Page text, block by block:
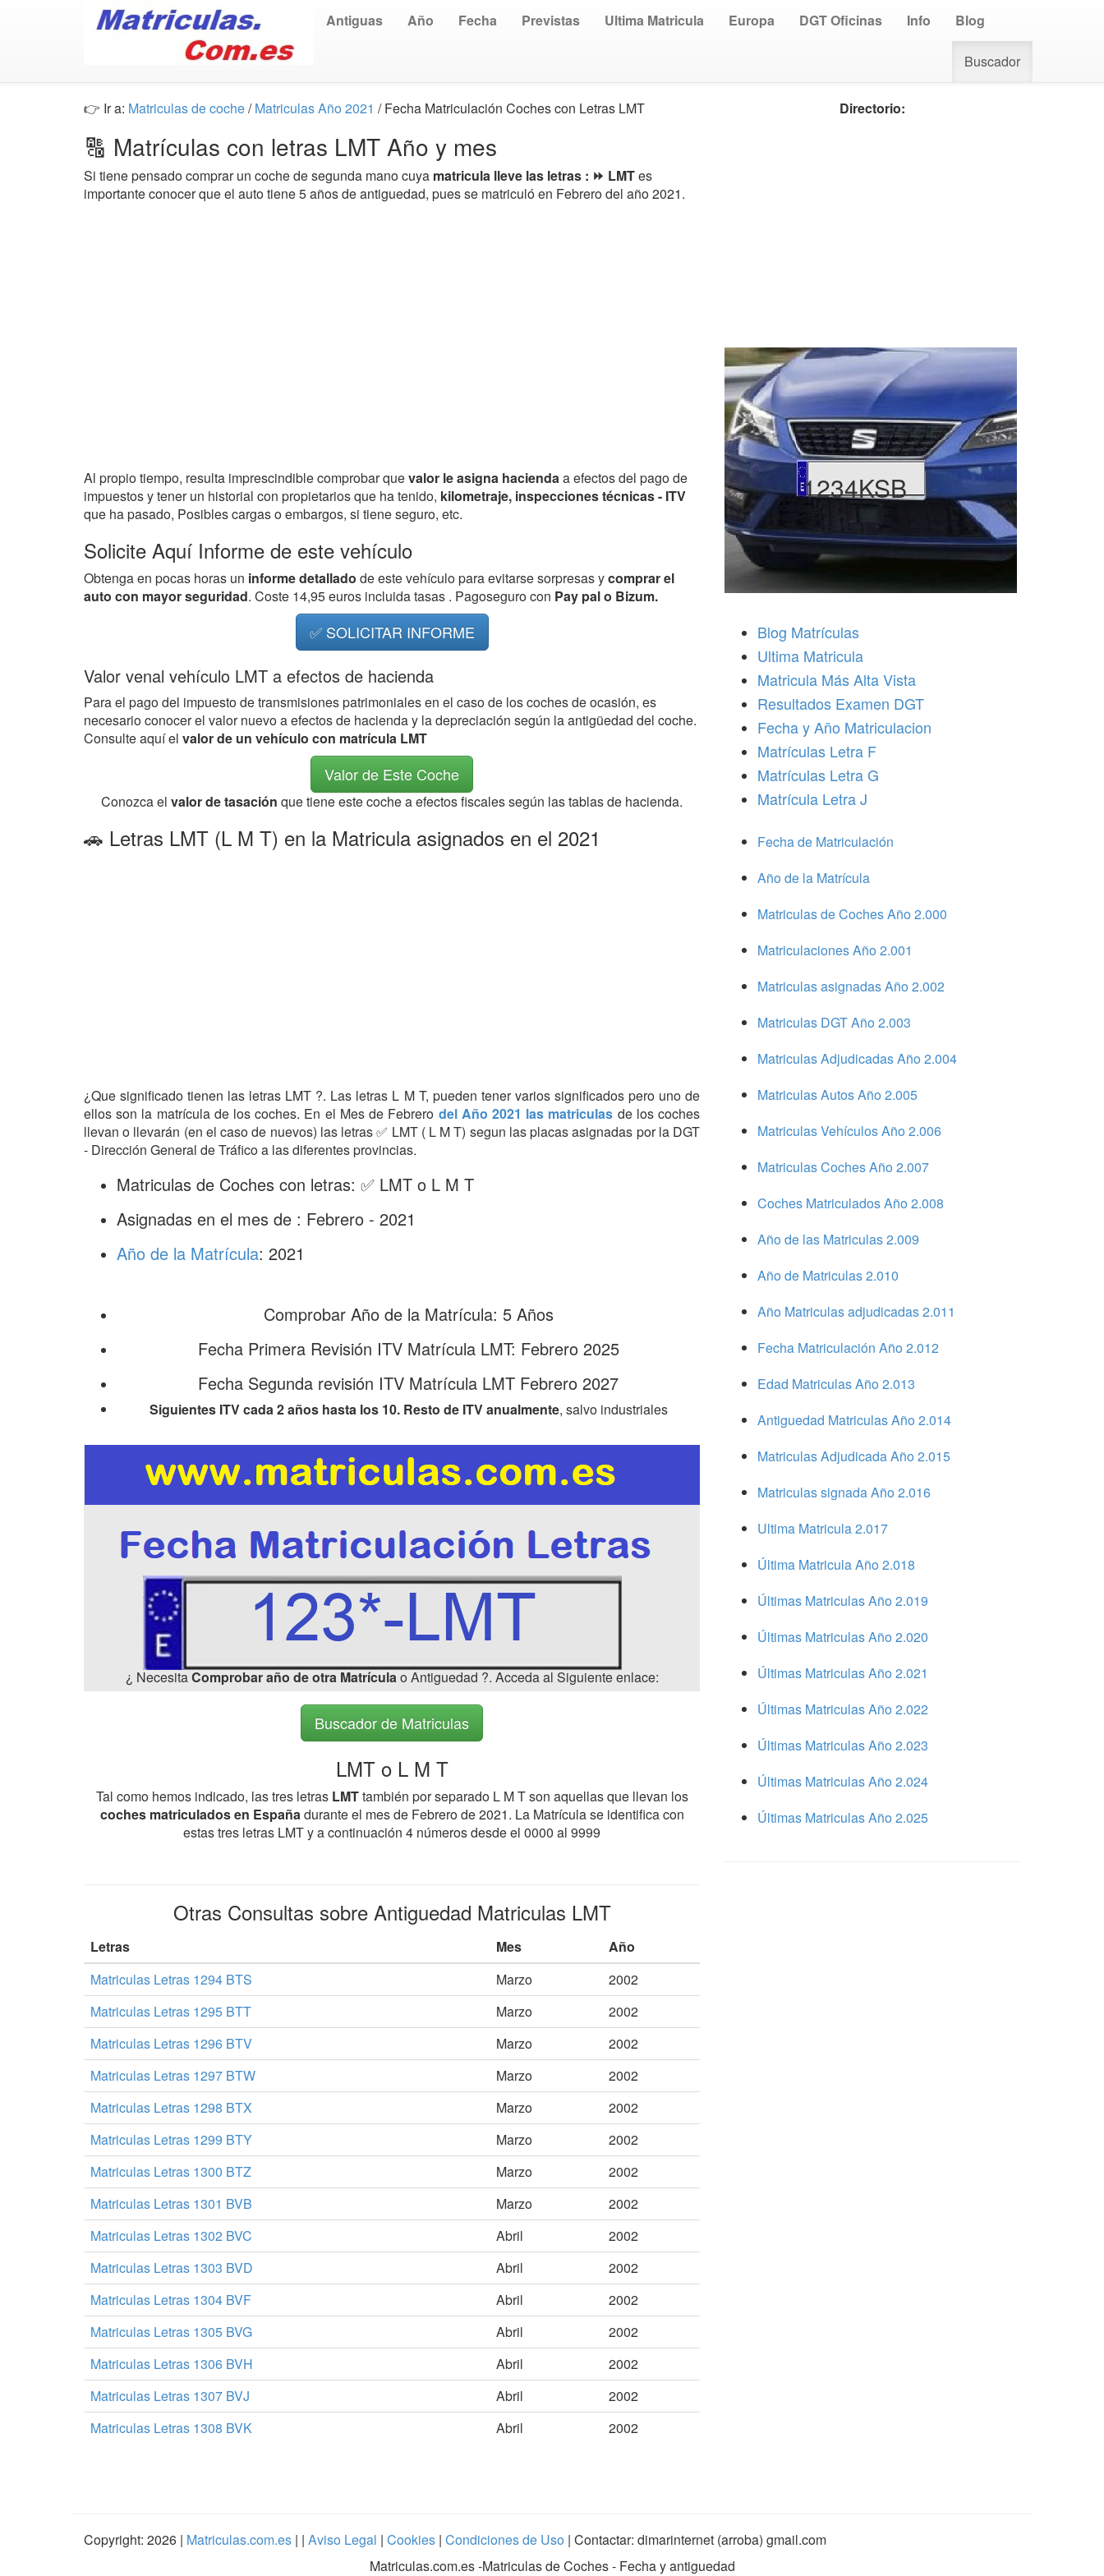
Antiguas Año Fecha Previstas Ultima Matricula Europa DGT Oficinas Info Blog
Buscador
👉 Ir a: Matriculas de coche/Matriculas Año 2021 / Fecha Matriculación Coches con Letras LMT
🔠 Matrículas con letras LMT Año y mes
Si tiene pensado comprar un coche de segunda mano cuya matricula lleve las letras : ⏩ LMTes
importante conocer que el auto tiene 5 años de antiguedad, pues se matriculó en Febrero del año 2021.
Al propio tiempo, resulta imprescindible comprobar quevalor le asigna haciendaa efectos del pago de
impuestos y tener un historial con propietarios que ha tenido, kilometraje, inspecciones técnicas - ITV
que ha pasado, Posibles cargas o embargos, si tiene seguro, etc.
Solicite Aquí Informe de este vehículo
Obtenga en pocas horas un informe detallado de este vehículo para evitarse sorpresas ycomprar el
auto con mayor seguridad. Coste 14,95 euros incluida tasas . Pagoseguro con Pay pal o Bizum.
✅ SOLICITAR INFORME
Valor venal vehículo LMT a efectos de hacienda
Para el pago del impuesto de transmisiones patrimoniales en el caso de los coches de ocasión, es
necesario conocer el valor nuevo a efectos de hacienda y la depreciación según la antigüedad del coche.
Consulte aquí el valor de un vehículo con matrícula LMT
Valor de Este Coche
Conozca el valor de tasación que tiene este coche a efectos fiscales según las tablas de hacienda.
🚗 Letras LMT (L M T) en la Matricula asignados en el 2021
¿Que significado tienen las letras LMT ?. Las letras L M T, pueden tener varios significados pero uno de
ellos son la matrícula de los coches. En el Mes de Febrero del Año 2021 las matriculas de los coches
llevan o llevarán (en el caso de nuevos) las letras ✅ LMT ( L M T) segun las placas asignadas por la DGT
- Dirección General de Tráfico a las diferentes provincias.
Matriculas de Coches con letras: ✅ LMT o L M T
Asignadas en el mes de : Febrero - 2021
Año de la Matrícula: 2021
Comprobar Año de la Matrícula: 5 Años
Fecha Primera Revisión ITV Matrícula LMT: Febrero 2025
Fecha Segunda revisión ITV Matrícula LMT Febrero 2027
Siguientes ITV cada 2 años hasta los 10. Resto de ITV anualmente, salvo industriales
¿ NecesitaComprobar año de otra Matrículao Antiguedad ?. Acceda al Siguiente enlace:
Buscador de Matriculas
LMT o L M T
Tal como hemos indicado, las tres letras LMTtambién por separado L M T son aquellas que llevan los
coches matriculados en Españadurante el mes de Febrero de 2021. La Matrícula se identifica con
estas tres letras LMT y a continuación 4 números desde el 0000 al 9999
Otras Consultas sobre Antiguedad Matriculas LMT
Letras Mes
Año
Matriculas Letras 1294 BTS
Marzo
2002
Matriculas Letras 1295 BTT
Marzo
2002
Matriculas Letras 1296 BTV
Marzo
2002
Matriculas Letras 1297 BTW
Marzo
2002
Matriculas Letras 1298 BTX
Marzo
2002
Matriculas Letras 1299 BTY
Marzo
2002
Matriculas Letras 1300 BTZ
Marzo
2002
Matriculas Letras 1301 BVB
Marzo
2002
Matriculas Letras 1302 BVC
Abril
2002
Matriculas Letras 1303 BVD
Abril
2002
Matriculas Letras 1304 BVF
Abril
2002
Matriculas Letras 1305 BVG
Abril
2002
Matriculas Letras 1306 BVH
Abril
2002
Matriculas Letras 1307 BVJ
Abril
2002
Matriculas Letras 1308 BVK
Abril 2002
Directorio:
1234KSB
Blog Matrículas
Ultima Matricula
Matricula Más Alta Vista
Resultados Examen DGT
Fecha y Año Matriculacion
Matrículas Letra F
Matrículas Letra G
Matrícula Letra J
Fecha de Matriculación
Año de la Matrícula
Matriculas de Coches Año 2.000
Matriculaciones Año 2.001
Matriculas asignadas Año 2.002
Matriculas DGT Año 2.003
Matriculas Adjudicadas Año 2.004
Matriculas Autos Año 2.005
Matriculas Vehículos Año 2.006
Matriculas Coches Año 2.007
Coches Matriculados Año 2.008
Año de las Matriculas 2.009
Año de Matriculas 2.010
Año Matriculas adjudicadas 2.011
Fecha Matriculación Año 2.012
Edad Matriculas Año 2.013
Antiguedad Matriculas Año 2.014
Matriculas Adjudicada Año 2.015
Matriculas signada Año 2.016
Ultima Matricula 2.017
Última Matricula Año 2.018
Últimas Matriculas Año 2.019
Últimas Matriculas Año 2.020
Últimas Matriculas Año 2.021
Últimas Matriculas Año 2.022
Últimas Matriculas Año 2.023
Últimas Matriculas Año 2.024
Últimas Matriculas Año 2.025
Copyright: 2026 | Matriculas.com.es | | Aviso Legal | Cookies | Condiciones de Uso | Contactar: dimarinternet (arroba) gmail.com
Matriculas.com.es-Matriculas de Coches - Fecha y antiguedad